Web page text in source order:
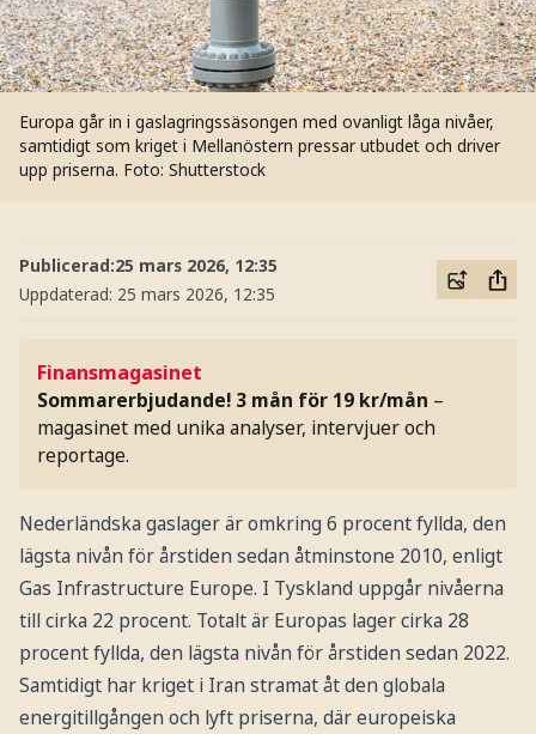
Europa går in i gaslagringssäsongen med ovanligt låga nivåer,
samtidigt som kriget i Mellanöstern pressar utbudet och driver
upp priserna. Foto: Shutterstock
Publicerad:25 mars 2026, 12:35
Uppdaterad: 25 mars 2026, 12:35
Finansmagasinet
Sommarerbjudande! 3 mån för 19 kr/mån –
magasinet med unika analyser, intervjuer och
reportage.
Nederländska gaslager är omkring 6 procent fyllda, den
lägsta nivån för årstiden sedan åtminstone 2010, enligt
Gas Infrastructure Europe. I Tyskland uppgår nivåerna
till cirka 22 procent. Totalt är Europas lager cirka 28
procent fyllda, den lägsta nivån för årstiden sedan 2022.
Samtidigt har kriget i Iran stramat åt den globala
energitillgången och lyft priserna, där europeiska